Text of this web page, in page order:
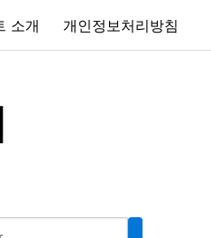
소개 개인정보처리방침